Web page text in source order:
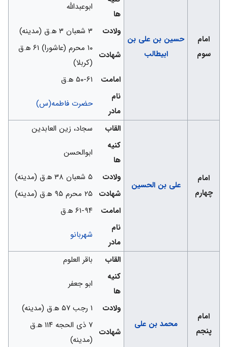
امام
سوم
حسین بن علی بن
ابیطالب
ها
ابوعبدالله
ولادت
۳ شعبان ۳ ه‍.ق (مدینه)
شهادت
۱۰ محرم (عاشورا) ۶۱ ه‍.ق
(کربلا)
امامت
۵۰-۶۱ ه‍.ق
نام
مادر
حضرت فاطمه(س)
امام
چهارم
علی بن الحسین
القاب
سجاد، زین العابدین
کنیه
ها
ابوالحسن
ولادت
۵ شعبان ۳۸ ه‍.ق (مدینه)
شهادت ۲۵ محرم ۹۵ ه‍.ق (مدینه)
امامت
۶۱-۹۴ ه‍.ق
نام
مادر
شهربانو
امام
پنجم
محمد بن علی
القاب
باقر العلوم
کنیه
ها
ابو جعفر
ولادت
۱ رجب ۵۷ ه‍.ق (مدینه)
شهادت
۷ ذی الحجه ۱۱۴ ه‍.ق
(مدینه)